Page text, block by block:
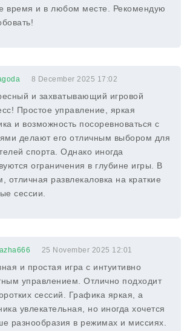
время и в любом месте. Рекомендую
8 December 2025 17:02
и захватывающий игровой
Простое управление, яркая
и возможность посоревноваться с
делают его отличным выбором для
спорта. Однако иногда
ограничения в глубине игры. В
отличная развлекаловка на краткие
сессии.
25 November 2025 12:01
и простая игра с интуитивно
управлением. Отлично подходит
сессий. Графика яркая, а
увлекательная, но иногда хочется
разнообразия в режимах и миссиях.